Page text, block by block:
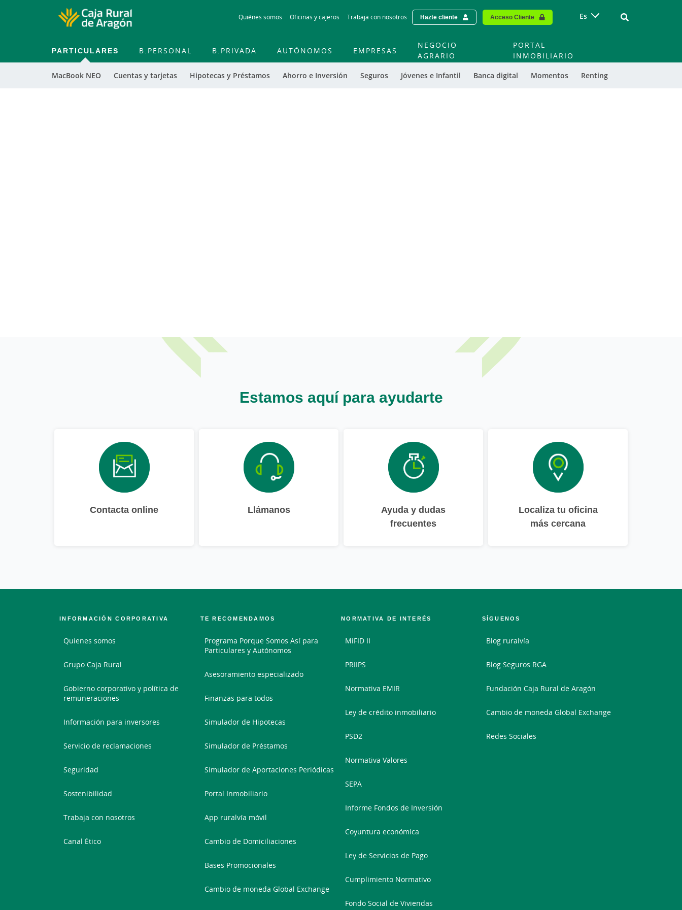
Quiénes somos Oficinas y cajeros Trabaja con nosotros Hazte cliente Acceso Cliente Es Vinculo -
PARTICULARES
MacBook NEO Cuentas y tarjetas Hipotecas y Préstamos Ahorro e Inversión Seguros Jóvenes e Infantil Banca digital Momentos Renting
B.PERSONAL B.PRIVADA AUTÓNOMOS EMPRESAS
NEGOCIO
AGRARIO
PORTAL
INMOBILIARIO
Estamos aquí para ayudarte
Contacta online Llámanos
Ayuda y dudas
frecuentes
Localiza tu oficina
más cercana
INFORMACIÓN CORPORATIVA
Quienes somos
Grupo Caja Rural
Gobierno corporativo y política de
remuneraciones
Información para inversores
Servicio de reclamaciones
Seguridad
Sostenibilidad
Trabaja con nosotros
Canal Ético
TE RECOMENDAMOS
Programa Porque Somos Así para
Particulares y Autónomos
Asesoramiento especializado
Finanzas para todos
Simulador de Hipotecas
Simulador de Préstamos
Simulador de Aportaciones Periódicas
Portal Inmobiliario
App ruralvía móvil
Cambio de Domiciliaciones
Bases Promocionales
Cambio de moneda Global Exchange
NORMATIVA DE INTERÉS
MiFID II
PRIIPS
Normativa EMIR
Ley de crédito inmobiliario
PSD2
Normativa Valores
SEPA
Informe Fondos de Inversión
Coyuntura económica
Ley de Servicios de Pago
Cumplimiento Normativo
Fondo Social de Viviendas
SÍGUENOS
Blog ruralvía
Blog Seguros RGA
Fundación Caja Rural de Aragón
Cambio de moneda Global Exchange
Redes Sociales